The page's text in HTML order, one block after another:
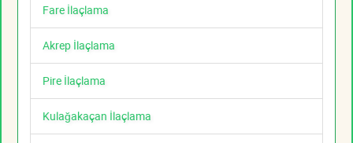
Fare İlaçlama
Akrep İlaçlama
Pire İlaçlama
Kulağakaçan İlaçlama